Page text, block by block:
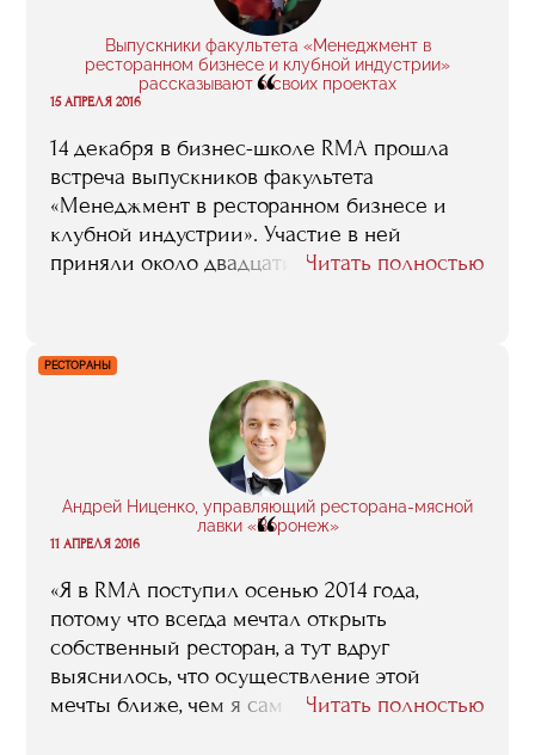
после RMA все было по плечу. Еще во
время обучения тебя всегда окружают
люди со схожими интересами и целями –
работать больше».
Выпускники факультета «Менеджмент в
ресторанном бизнесе и клубной индустрии»
рассказывают о своих проектах
“
15 АПРЕЛЯ 2016
14 декабря в бизнес-школе RMA прошла
встреча выпускников факультета
«Менеджмент в ресторанном бизнесе и
клубной индустрии». Участие в ней
приняли около двадцати человек,
вниманию наиболее интересные
фрагменты рассказанного Михаилом
Коноваловым, Марикой Капанадзе и
Читать полностью
РЕСТОРАНЫ
Андрей Ниценко, управляющий ресторана-мясной
лавки «Воронеж»
“
11 АПРЕЛЯ 2016
«Я в RMA поcтупил осенью 2014 года,
потому что всегда мечтал открыть
собственный ресторан, а тут вдруг
выяснилось, что осуществление этой
мечты ближе, чем я сам мог подумать.
Читать полностью